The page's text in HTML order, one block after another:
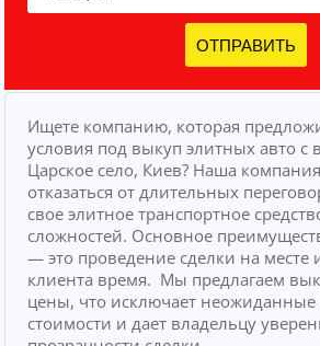
ОТПРАВИТЬ
Ищете компанию, которая
условия под выкуп элитных авто с
Царское село, Киев? Наша
отказаться от длительных
свое элитное транспортное
сложностей. Основное
— это проведение сделки на месте
клиента время. Мы предлагаем
цены, что исключает
стоимости и дает владельцу